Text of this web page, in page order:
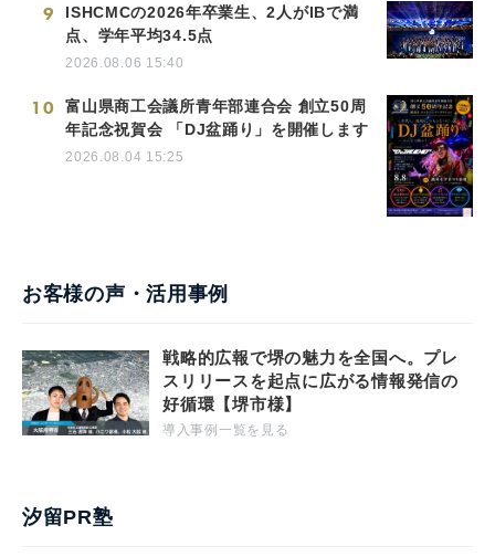
9
ISHCMCの2026年卒業生、2人がIBで満
点、学年平均34.5点
2026.08.06 15:40
10
富山県商工会議所青年部連合会 創立50周
年記念祝賀会 「DJ盆踊り」を開催します
2026.08.04 15:25
お客様の声・活用事例
戦略的広報で堺の魅力を全国へ。プレ
スリリースを起点に広がる情報発信の
好循環【堺市様】
導入事例一覧を見る
汐留PR塾